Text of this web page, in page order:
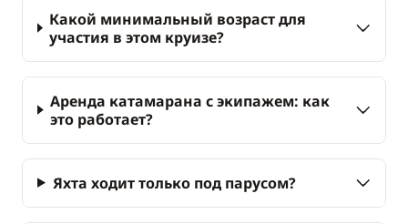
Какой минимальный возраст для
участия в этом круизе?
Аренда катамарана с экипажем: как
это работает?
Яхта ходит только под парусом?